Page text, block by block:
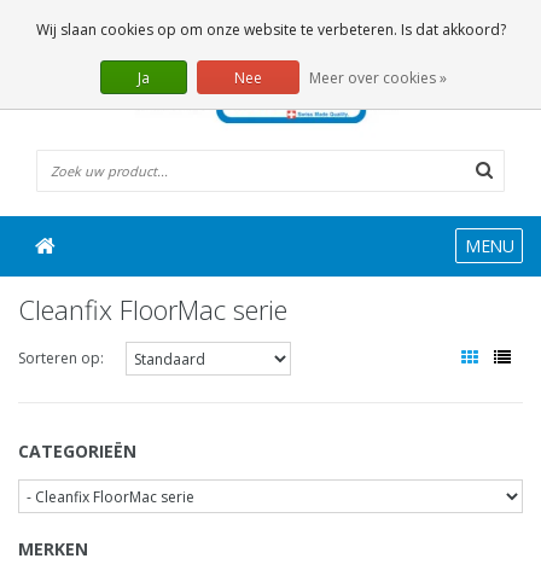
0 Artikelen
MENU
Cleanfix FloorMac serie
Sorteren op:
CATEGORIEËN
MERKEN
Wij slaan cookies op om onze website te verbeteren. Is dat akkoord?
Ja Nee Meer over cookies »